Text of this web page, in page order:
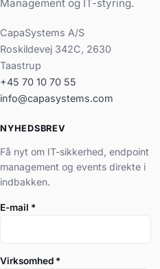
Management og IT-styring.
CapaSystems A/S
Roskildevej 342C, 2630
Taastrup
+45 70 10 70 55
info@capasystems.com
NYHEDSBREV
Få nyt om IT-sikkerhed, endpoint
management og events direkte i
indbakken.
E-mail *
Virksomhed *